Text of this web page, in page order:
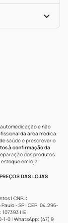
e não
da área médica.
saúde e prescrever o
à confirmação da
dos produtos
em loja.
DAS LOJAS
| CNPJ:
- SP | CEP: 04.296-
| IE:
1-0 | WhatsApp: (47) 9